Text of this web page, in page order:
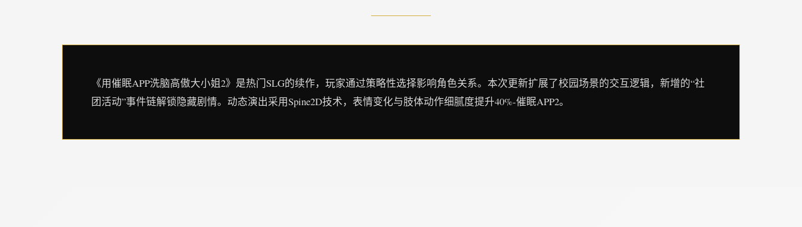
《用催眠APP洗脑高傲大小姐2》是热门SLG的续作，玩家通过策略性选择影响角色关系。本次更新扩展了校园场景的交互逻辑，新增的“社
团活动”事件链解锁隐藏剧情。动态演出采用Spine2D技术，表情变化与肢体动作细腻度提升40%-催眠APP2。